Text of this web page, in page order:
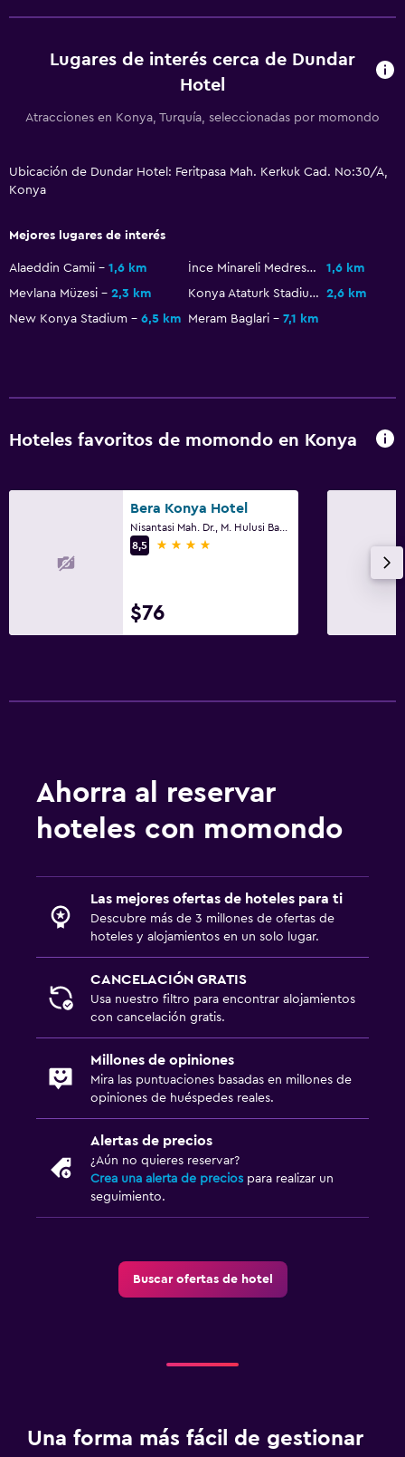
Lugares de interés cerca de Dundar
Hotel
Atracciones en Konya, Turquía, seleccionadas por momondo
Ubicación de Dundar Hotel: Feritpasa Mah. Kerkuk Cad. No:30/A,
Konya
Mejores lugares de interés
Alaeddin Camii 1,6 km İnce Minareli Medrese
1,6 km
Mevlana Müzesi
2,3 km Konya Ataturk Stadium
2,6 km
New Konya Stadium
6,5 km Meram Baglari 7,1 km
Hoteles favoritos de momondo en Konya
Bera Konya Hotel
8,5
4 estrellas
$76
Ahorra al reservar
hoteles con momondo
Las mejores ofertas de hoteles para ti
Descubre más de 3 millones de ofertas de
hoteles y alojamientos en un solo lugar.
CANCELACIÓN GRATIS
Usa nuestro filtro para encontrar alojamientos
con cancelación gratis.
Millones de opiniones
Mira las puntuaciones basadas en millones de
opiniones de huéspedes reales.
Alertas de precios
¿Aún no quieres reservar?
Crea una alerta de precios para realizar un
seguimiento.
Buscar ofertas de hotel
Una forma más fácil de gestionar